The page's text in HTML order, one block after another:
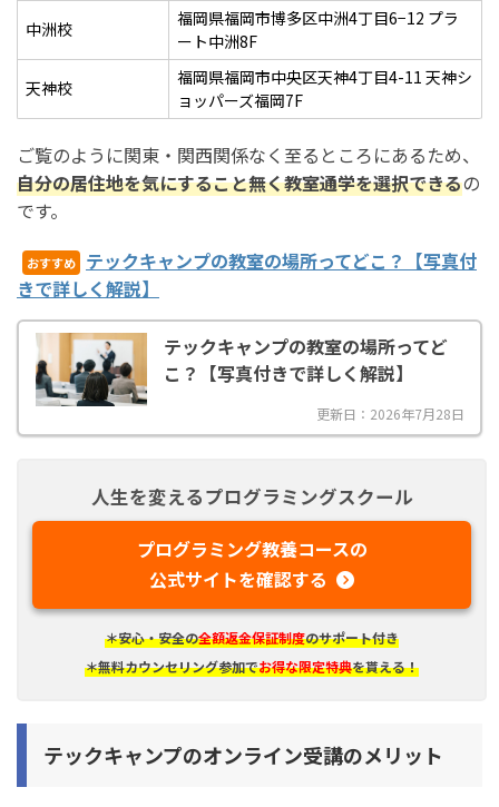
中洲校
福岡県福岡市博多区中洲4丁目6−12 プラ
ート中洲8F
天神校
福岡県福岡市中央区天神4丁目4-11 天神シ
ョッパーズ福岡7F
ご覧のように関東・関西関係なく至るところにあるため、
自分の居住地を気にすること無く教室通学を選択できるの
です。
おすすめ
テックキャンプの教室の場所ってどこ？【写真付
きで詳しく解説】
テックキャンプの教室の場所ってど
こ？【写真付きで詳しく解説】
更新日：2026年7月28日
人生を変えるプログラミングスクール
プログラミング教養コースの
公式サイトを確認する
＊安心・安全の全額返金保証制度のサポート付き
＊無料カウンセリング参加でお得な限定特典を貰える！
テックキャンプのオンライン受講のメリット